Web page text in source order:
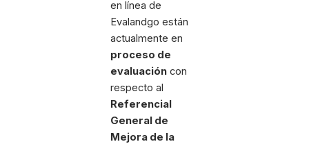
en línea de
Evalandgo están
actualmente en
proceso de
evaluación con
respecto al
Referencial
General de
Mejora de la